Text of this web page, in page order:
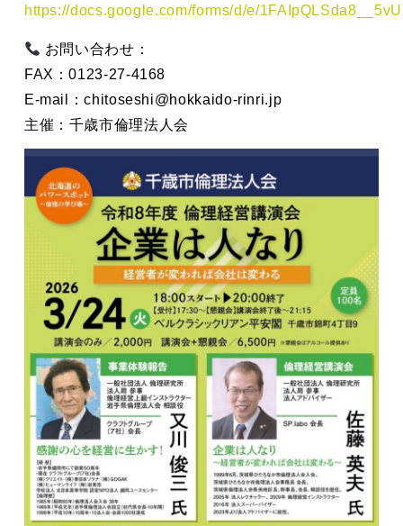
https://docs.google.com/forms/d/e/
お問い合わせ：
FAX：0123-27-4168
E-mail：chitoseshi@hokkaido-rinri.jp
主催：千歳市倫理法人会